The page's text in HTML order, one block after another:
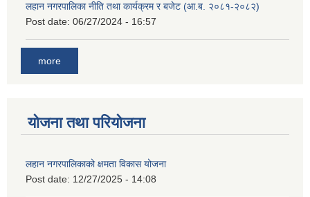
लहान नगरपालिका नीति तथा कार्यक्रम र बजेट (आ.ब. २०८१-२०८२)
Post date: 06/27/2024 - 16:57
more
योजना तथा परियोजना
लहान नगरपालिकाको क्षमता विकास योजना
Post date: 12/27/2025 - 14:08